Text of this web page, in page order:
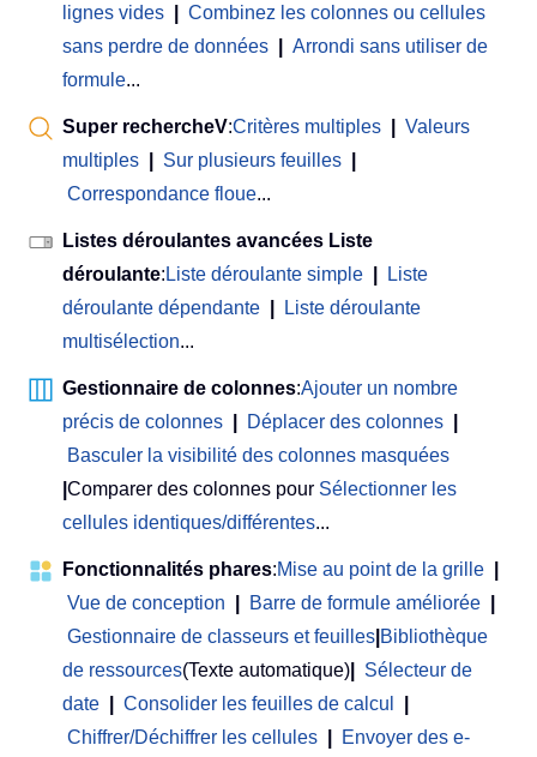
lignes vides
Combinez les colonnes ou cellules
sans perdre de données
Arrondi sans utiliser de
formule...
Super rechercheV:Critères multiples
Valeurs
multiples
Sur plusieurs feuilles
Correspondance floue...
Listes déroulantes avancées Liste
déroulante: Liste déroulante simple
Liste
déroulante dépendante
Liste déroulante
multisélection...
Gestionnaire de colonnes:Ajouter un nombre
précis de colonnes
Déplacer des colonnes
Basculer la visibilité des colonnes masquées
Comparer des colonnes pour Sélectionner les
cellules identiques/différentes...
Fonctionnalités phares:Mise au point de la grille
Vue de conception
Barre de formule améliorée
Gestionnaire de classeurs et feuilles Bibliothèque
de ressources(Texte automatique)
Sélecteur de
date
Consolider les feuilles de calcul
Chiffrer/Déchiffrer les cellules
Envoyer des e-